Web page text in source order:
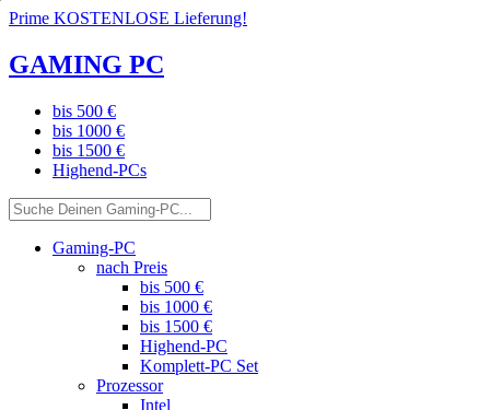
Prime KOSTENLOSE Lieferung!
GAMING PC
bis 500 €
bis 1000 €
bis 1500 €
Highend-PCs
Gaming-PC
nach Preis
bis 500 €
bis 1000 €
bis 1500 €
Highend-PC
Komplett-PC Set
Prozessor
Intel